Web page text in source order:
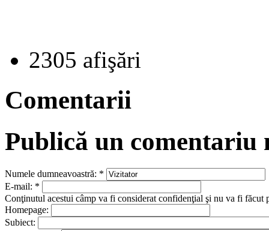
2305 afişări
Comentarii
Publică un comentariu
Numele dumneavoastră: *
E-mail: *
Conţinutul acestui câmp va fi considerat confidenţial şi nu va fi făcut
Homepage:
Subiect: